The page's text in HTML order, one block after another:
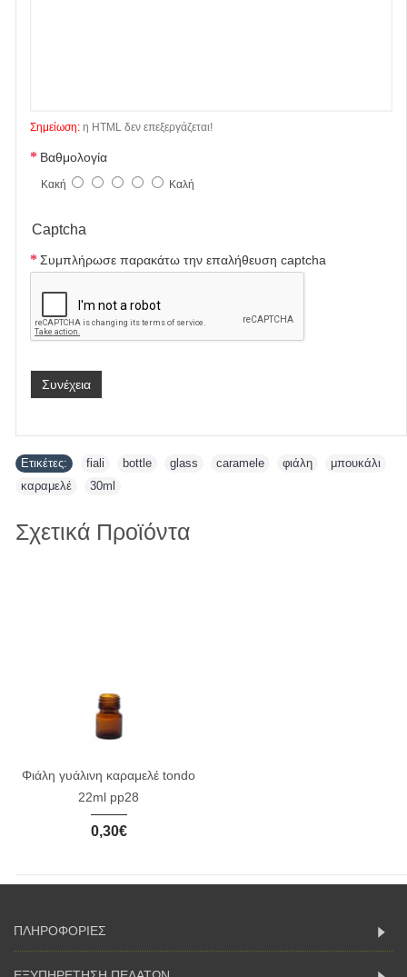
Σημείωση: η HTML δεν επεξεργάζεται!
Βαθμολογία
Κακή Καλή
Captcha
Συμπλήρωσε παρακάτω την επαλήθευση captcha
Συνέχεια
Ετικέτες: fiali bottle glass caramele φιάλη μπουκάλι
καραμελέ
30ml
Σχετικά Προϊόντα
Φιάλη γυάλινη καραμελέ tondo
22ml pp28
0,30€
ΠΛΗΡΟΦΟΡΙΕΣ